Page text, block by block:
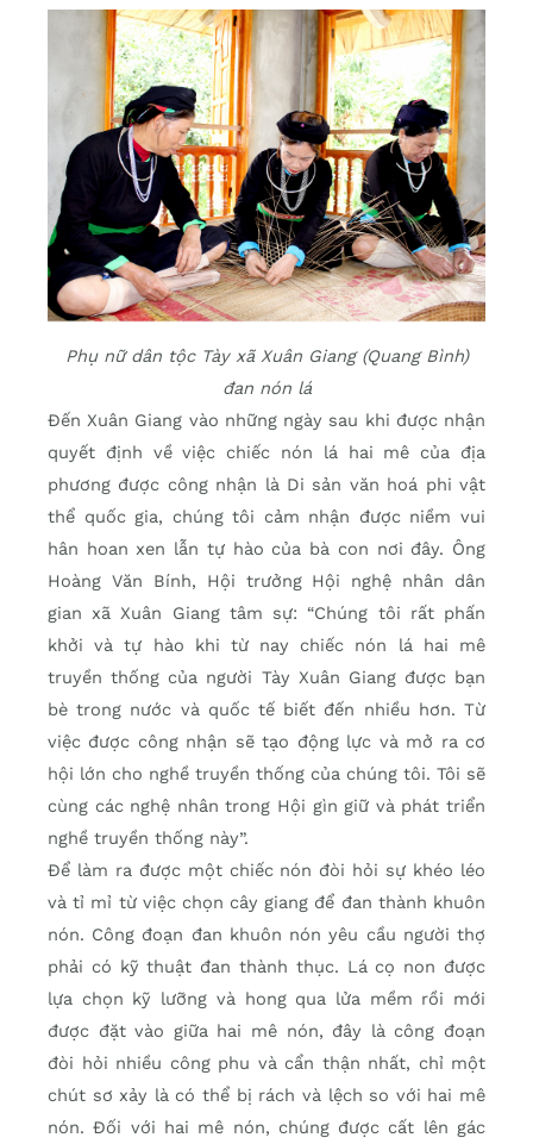
Phụ nữ dân tộc Tày xã Xuân Giang (Quang Bình)
đan nón lá
Đến Xuân Giang vào những ngày sau khi được nhận
quyết định về việc chiếc nón lá hai mê của địa
phương được công nhận là Di sản văn hoá phi vật
thể quốc gia, chúng tôi cảm nhận được niềm vui
hân hoan xen lẫn tự hào của bà con nơi đây. Ông
Hoàng Văn Bính, Hội trưởng Hội nghệ nhân dân
gian xã Xuân Giang tâm sự: “Chúng tôi rất phấn
khởi và tự hào khi từ nay chiếc nón lá hai mê
truyền thống của người Tày Xuân Giang được bạn
bè trong nước và quốc tế biết đến nhiều hơn. Từ
việc được công nhận sẽ tạo động lực và mở ra cơ
hội lớn cho nghề truyền thống của chúng tôi. Tôi sẽ
cùng các nghệ nhân trong Hội gìn giữ và phát triển
nghề truyền thống này”.
Để làm ra được một chiếc nón đòi hỏi sự khéo léo
và tỉ mỉ từ việc chọn cây giang để đan thành khuôn
nón. Công đoạn đan khuôn nón yêu cầu người thợ
phải có kỹ thuật đan thành thục. Lá cọ non được
lựa chọn kỹ lưỡng và hong qua lửa mềm rồi mới
được đặt vào giữa hai mê nón, đây là công đoạn
đòi hỏi nhiều công phu và cẩn thận nhất, chỉ một
chút sơ xảy là có thể bị rách và lệch so với hai mê
nón. Đối với hai mê nón, chúng được cất lên gác